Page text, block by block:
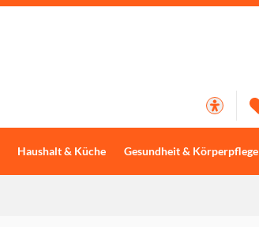
Haushalt & Küche Gesundheit & Körperpflege